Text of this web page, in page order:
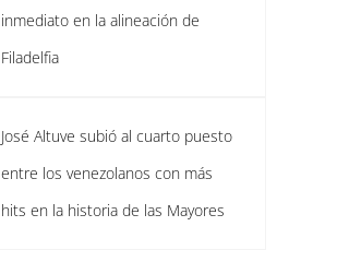
inmediato en la alineación de
Filadelfia
José Altuve subió al cuarto puesto
entre los venezolanos con más
hits en la historia de las Mayores